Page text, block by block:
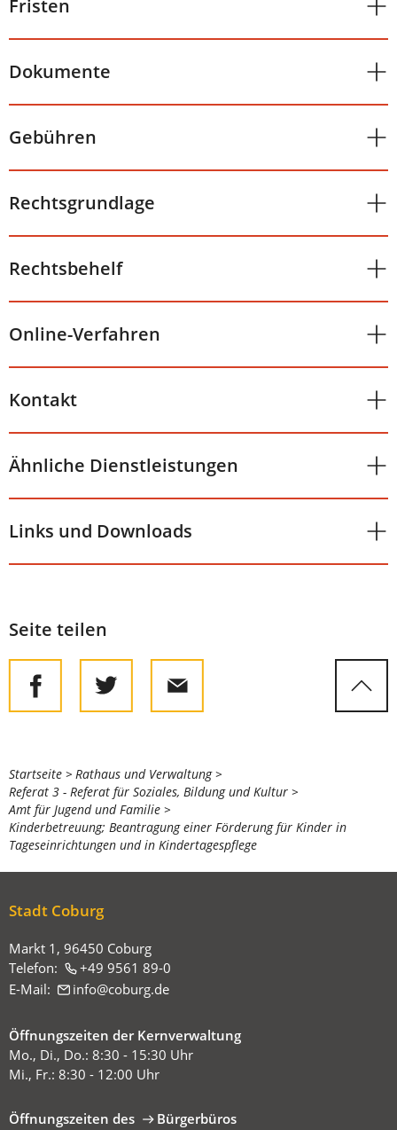
Fristen
Dokumente
Gebühren
Rechtsgrundlage
Rechtsbehelf
Online-Verfahren
Kontakt
Ähnliche Dienstleistungen
Links und Downloads
Seite teilen
Sie
befinden
sich
hier:
Startseite
Rathaus und Verwaltung
Referat 3 - Referat für Soziales, Bildung und Kultur
Amt für Jugend und Familie
Kinderbetreuung; Beantragung einer Förderung für Kinder in
Tageseinrichtungen und in Kindertagespflege
Stadt Coburg
Markt 1, 96450 Coburg
Telefon:
+49 9561 89-0
E-Mail:
info coburg de
Öffnungszeiten der Kernverwaltung
Mo., Di., Do.: 8:30 - 15:30 Uhr
Mi., Fr.: 8:30 - 12:00 Uhr
Öffnungszeiten des
Bürgerbüros